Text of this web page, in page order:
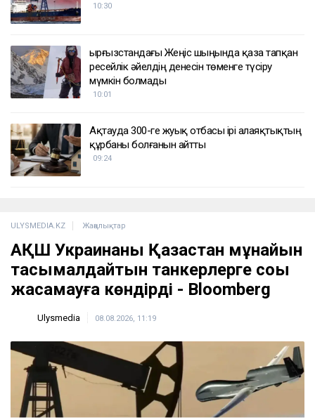
10:30
Қырғызстандағы Жеңіс шыңында қаза тапқан
ресейлік әйелдің денесін төменге түсіру
мүмкін болмады
10:01
Ақтауда 300-ге жуық отбасы ірі алаяқтықтың
құрбаны болғанын айтты
09:24
ULYSMEDIA.KZ Жаңалықтар
АҚШ Украинаны Қазақстан мұнайын
тасымалдайтын танкерлерге соққы
жасамауға көндірді - Bloomberg
Ulysmedia 08.08.2026, 11:19